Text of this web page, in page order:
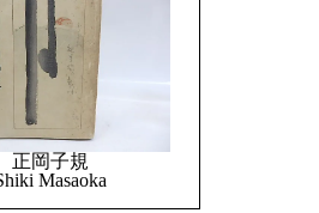
正岡子規
Masaoka